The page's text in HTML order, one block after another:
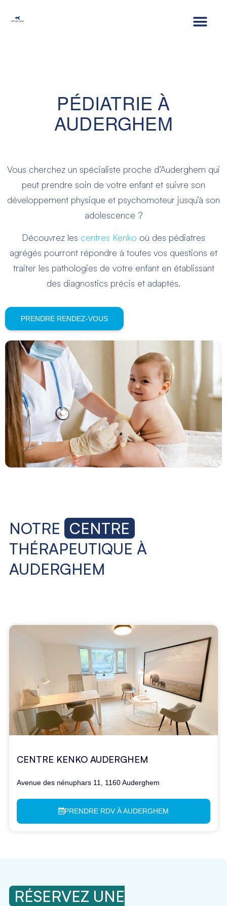
PÉDIATRIE À
AUDERGHEM
Vous cherchez un spécialiste proche d’Auderghem qui
peut prendre soin de votre enfant et suivre son
développement physique et psychomoteur jusqu’à son
adolescence ?
Découvrez les centres Kenko où des pédiatres
agrégés pourront répondre à toutes vos questions et
traiter les pathologies de votre enfant en établissant
des diagnostics précis et adaptés.
PRENDRE RENDEZ-VOUS
RÉSERVEZ UNE
NOTRE CENTRE
THÉRAPEUTIQUE À
AUDERGHEM
CENTRE KENKO AUDERGHEM
Avenue des nénuphars 11, 1160 Auderghem
PRENDRE RDV À AUDERGHEM